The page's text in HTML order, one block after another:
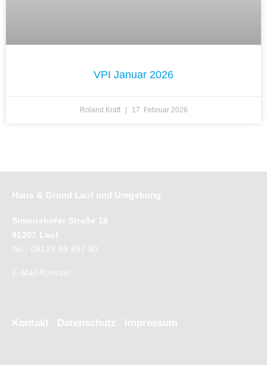
VPI Januar 2026
Roland Kraft 17. Februar 2026
Haus & Grund Lauf und Umgebung
Simonshofer Straße 18
91207 Lauf
Tel.: 09123 99 897 80
E-Mail-Kontakt
Kontakt Datenschutz Impressum